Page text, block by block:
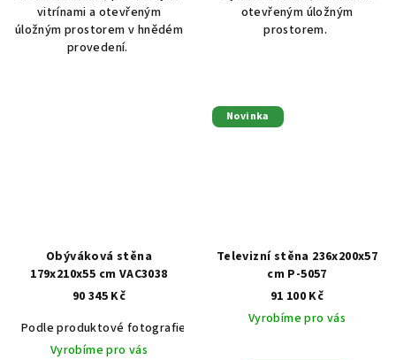
vitrínami a otevřeným
úložným prostorem v hnědém
provedení.
otevřeným úložným
prostorem.
Obýváková stěna
179x210x55 cm VAC3038
90 345 Kč
Podle produktové fotografie
Akát vintage BT1551
Dub světlý
Vyrobíme pro vás
Novinka
Televizní stěna 236x200x57
cm P-5057
91 100 Kč
Vyrobíme pro vás